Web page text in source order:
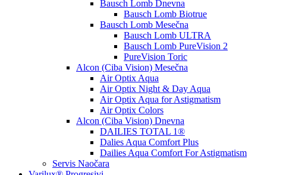
Bausch Lomb Dnevna
Bausch Lomb Biotrue
Bausch Lomb Mesečna
Bausch Lomb ULTRA
Bausch Lomb PureVision 2
PureVision Toric
Alcon (Ciba Vision) Mesečna
Air Optix Aqua
Air Optix Night & Day Aqua
Air Optix Aqua for Astigmatism
Air Optix Colors
Alcon (Ciba Vision) Dnevna
DAILIES TOTAL 1®
Dalies Aqua Comfort Plus
Dailies Aqua Comfort For Astigmatism
Servis Naočara